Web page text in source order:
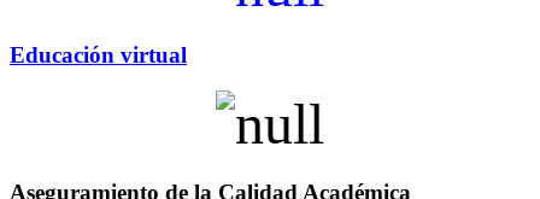
Educación virtual
Aseguramiento de la Calidad Académica